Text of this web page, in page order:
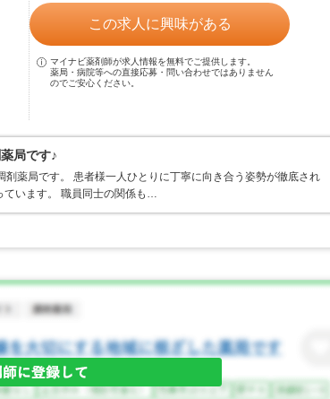
この求人に興味がある
マイナビ薬剤師が求人情報を無料でご提供します。
薬局・病院等への直接応募・問い合わせではありません
のでご安心ください。
局です♪
薬局です。 患者様一人ひとりに丁寧に向き合う姿勢が徹底され
ています。 職員同士の関係も…